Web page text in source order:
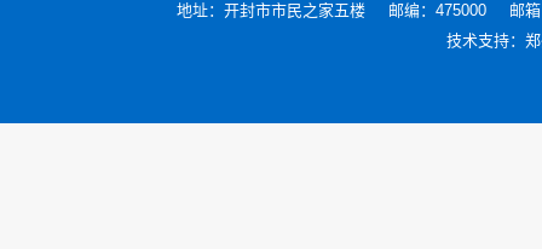
地址：开封市市民之家五楼
邮编：475000
邮
技术支持：